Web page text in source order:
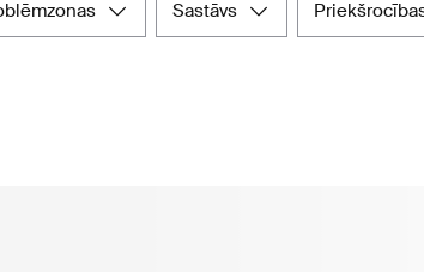
piedāvājumā atradīsiet rūpīgi atlasītus Kora
un piedāvā zīmolus, kas ir atzīti gan
sastāvs